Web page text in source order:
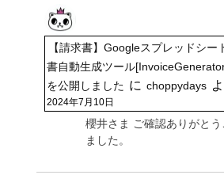
【請求書】Googleスプレッドシー
書自動生成ツール
を公開しました に choppydays
2024年7月10日
櫻井さま ご確認ありがと
ました。